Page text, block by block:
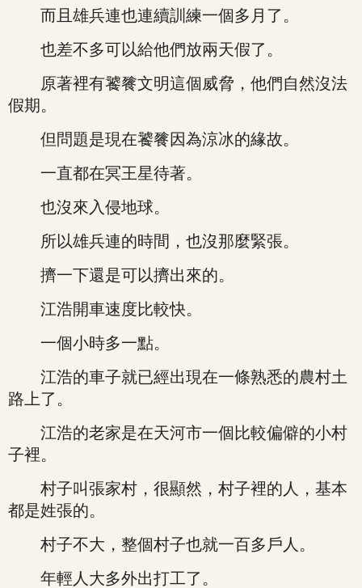
而且雄兵連也連續訓練一個多月了。
也差不多可以給他們放兩天假了。
原著裡有饕餮文明這個威脅，他們自然沒法
假期。
但問題是現在饕餮因為涼冰的緣故。
一直都在冥王星待著。
也沒來入侵地球。
所以雄兵連的時間，也沒那麼緊張。
擠一下還是可以擠出來的。
江浩開車速度比較快。
一個小時多一點。
江浩的車子就已經出現在一條熟悉的農村土
路上了。
江浩的老家是在天河市一個比較偏僻的小村
子裡。
村子叫張家村，很顯然，村子裡的人，基本
都是姓張的。
村子不大，整個村子也就一百多戶人。
年輕人大多外出打工了。